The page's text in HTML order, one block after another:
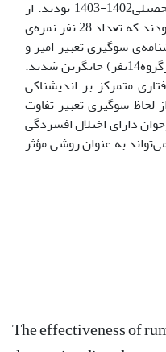
بود. جامعه‌ی آماری پژوهش کلیه‌ی نوجوانان دختر مشغول به تحصیل در دامنه سنی 15 تا 18 سال شهر رامشیر درسال تحصیلی1402-1403 بودند. از
جامعه‌ی مذکور، نمونه‌ای به تعداد 350 نفر به روش نمونه‌گیری در دسترس، انتخاب و پرسشنامه‌ی افسردگی بک را تکمیل نمودند که تعداد 28 نفر نمره‌ی
و پرسشنامه‌ی سوگیری تعبیر امیر و
همکاران (۱۹۹۸) را به عنوان پیش آزمون تکمیل نمودند. هر دو گروه به صورت تصادفی در دو گروه آزمایشی و گروه گواه (هرگروه14نفر) جایگزین شدند.
متمرکز بر اندیشناکی
از لحاظ سوگیری تعبیر تفاوت
دارای اختلال افسردگی
به عنوان روشی مؤثر
The effectiveness of